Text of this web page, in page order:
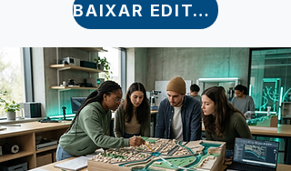
BAIXAR EDITAL